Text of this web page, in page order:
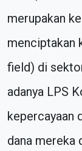
merupakan
menciptakan
field) di
adanya LPS
kepercayaan
dana mereka